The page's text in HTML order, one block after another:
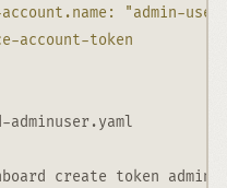
"admin-
account-token
adminuser.yaml
create token admin-